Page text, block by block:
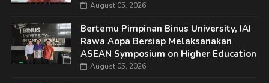
August 05, 2026
Bertemu Pimpinan Binus University, IAI
Rawa Aopa Bersiap Melaksanakan
ASEAN Symposium on Higher Education
August 05, 2026